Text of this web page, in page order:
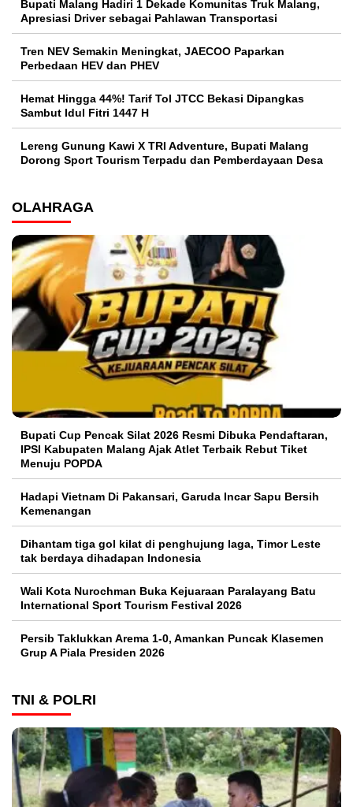
Bupati Malang Hadiri 1 Dekade Komunitas Truk Malang,
Apresiasi Driver sebagai Pahlawan Transportasi
Tren NEV Semakin Meningkat, JAECOO Paparkan
Perbedaan HEV dan PHEV
Hemat Hingga 44%! Tarif Tol JTCC Bekasi Dipangkas
Sambut Idul Fitri 1447 H
Lereng Gunung Kawi X TRI Adventure, Bupati Malang
Dorong Sport Tourism Terpadu dan Pemberdayaan Desa
OLAHRAGA
Bupati Cup Pencak Silat 2026 Resmi Dibuka Pendaftaran,
IPSI Kabupaten Malang Ajak Atlet Terbaik Rebut Tiket
Menuju POPDA
Hadapi Vietnam Di Pakansari, Garuda Incar Sapu Bersih
Kemenangan
Dihantam tiga gol kilat di penghujung laga, Timor Leste
tak berdaya dihadapan Indonesia
Wali Kota Nurochman Buka Kejuaraan Paralayang Batu
International Sport Tourism Festival 2026
Persib Taklukkan Arema 1-0, Amankan Puncak Klasemen
Grup A Piala Presiden 2026
TNI & POLRI